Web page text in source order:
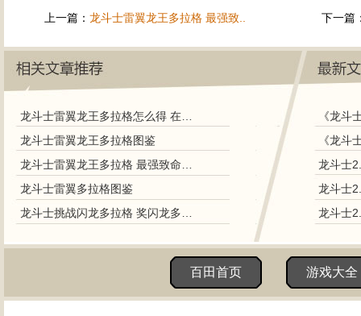
上一篇： 龙斗士雷翼龙王多拉格 最强致.. 下一篇
龙斗士雷翼龙王多拉格图鉴
龙斗士雷翼多拉格图鉴
《龙斗
龙斗士
龙斗士
龙斗士
百田首页 游戏大全